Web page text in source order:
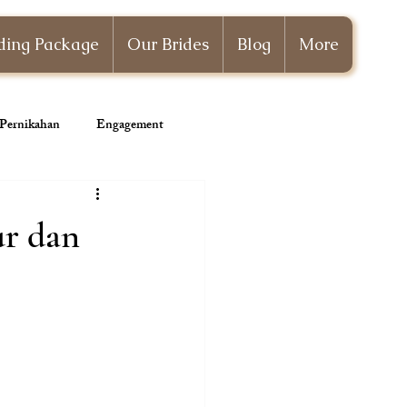
Package Our Brides Blog More
Engagement
Wedding Planner
dan